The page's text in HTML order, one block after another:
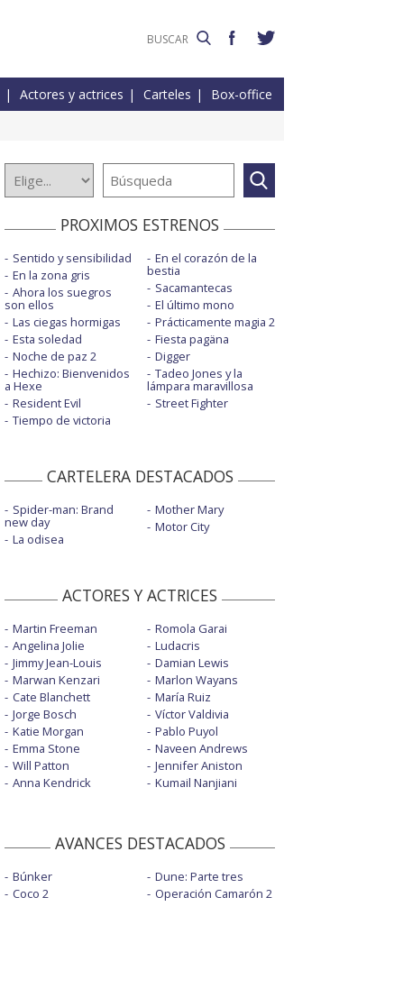
Actores y actrices Carteles Box-office
PROXIMOS ESTRENOS
Sentido y sensibilidad
En la zona gris
Ahora los suegros
son ellos
Las ciegas hormigas
Esta soledad
Noche de paz 2
Hechizo: Bienvenidos
a Hexe
Resident Evil
Tiempo de victoria
En el corazón de la
bestia
Sacamantecas
El último mono
Prácticamente magia 2
Fiesta pagäna
Digger
Tadeo Jones y la
lámpara maravillosa
Street Fighter
CARTELERA DESTACADOS
Spider-man: Brand
new day
La odisea
Mother Mary
Motor City
ACTORES Y ACTRICES
Martin Freeman
Angelina Jolie
Jimmy Jean-Louis
Marwan Kenzari
Cate Blanchett
Jorge Bosch
Katie Morgan
Emma Stone
Will Patton
Anna Kendrick
Romola Garai
Ludacris
Damian Lewis
Marlon Wayans
María Ruiz
Víctor Valdivia
Pablo Puyol
Naveen Andrews
Jennifer Aniston
Kumail Nanjiani
AVANCES DESTACADOS
Búnker
Coco 2
Dune: Parte tres
Operación Camarón 2